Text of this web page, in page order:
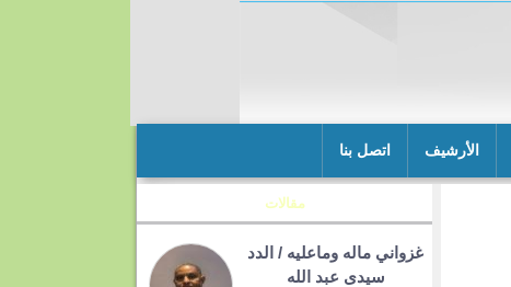
الأرشيف اتصل بنا
مقالات
غزواني ماله وماعليه / الدد
سيدى عبد الله